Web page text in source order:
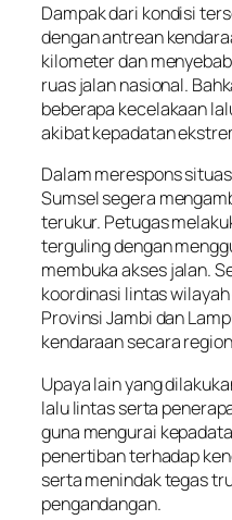
Dampak dari kondisi
dengan antrean
kilometer dan
ruas jalan nasional.
beberapa kecelakaan
akibat kepadatan
Dalam merespons
Sumsel segera
terukur. Petugas
terguling dengan
membuka akses jalan.
koordinasi lintas
Provinsi Jambi dan
kendaraan secara
Upaya lain yang
lalu lintas serta
guna mengurai
penertiban terhadap
serta menindak tegas
pengandangan.